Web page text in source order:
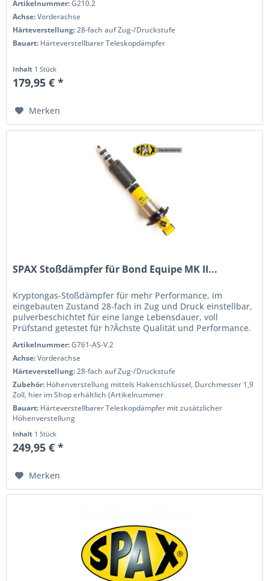
Artikelnummer:G210.2
Achse:Vorderachse
Härteverstellung:28-fach auf Zug-/Druckstufe
Bauart: Härteverstellbarer Teleskopdämpfer
Inhalt 1 Stück
179,95 € *
Merken
SPAX Stoßdämpfer für Bond Equipe MK II...
Kryptongas-Stoßdämpfer für mehr Performance, im
eingebauten Zustand 28-fach in Zug und Druck einstellbar,
pulverbeschichtet für eine lange Lebensdauer, voll
Prüfstand getestet für h?Âchste Qualität und Performance.
Artikelnummer:G761-AS-V.2
Achse:Vorderachse
Härteverstellung:28-fach auf Zug-/Druckstufe
Zubehör: Höhenverstellung mittels Hakenschlüssel, Durchmesser 1,9
Zoll, hier im Shop erhältlich (Artikelnummer
Bauart: Härteverstellbarer Teleskopdämpfer mit zusätzlicher
Höhenverstellung
Inhalt 1 Stück
249,95 € *
Merken